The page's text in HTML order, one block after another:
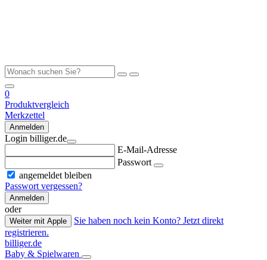
0
Produktvergleich
Merkzettel
Anmelden
Login billiger.de
E-Mail-Adresse
Passwort
angemeldet bleiben
Passwort vergessen?
Anmelden
oder
Weiter mit Apple
Sie haben noch kein Konto? Jetzt direkt
registrieren.
billiger.de
Baby & Spielwaren